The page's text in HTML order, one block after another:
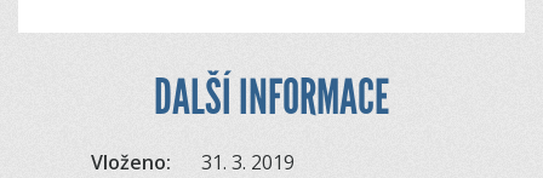
DALŠÍ INFORMACE
Vloženo:
31. 3. 2019